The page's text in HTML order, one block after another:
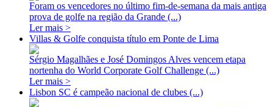
Foram os vencedores no último fim-de-semana da mais antiga
prova de golfe na região da Grande (...)
Ler mais >
Villas & Golfe conquista título em Ponte de Lima
Sérgio Magalhães e José Domingos Alves vencem etapa
nortenha do World Corporate Golf Challenge (...)
Ler mais >
Lisbon SC é campeão nacional de clubes (...)